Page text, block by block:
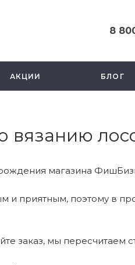
8
ул.
2.5
АКЦИИ БЛОГ
вязанию
магазина
и приятным, поэтому в
заказ, мы пересчитаем